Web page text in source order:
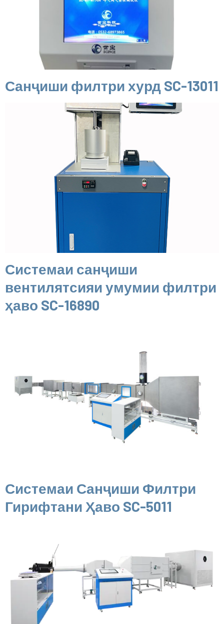
Санҷиши филтри хурд SC-13011
Системаи санҷиши
вентилятсияи умумии филтри
ҳаво SC-16890
Системаи Санҷиши Филтри
Гирифтани Ҳаво SC-5011